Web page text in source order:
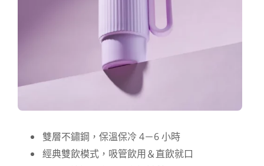
雙層不鏽鋼，保溫保冷 4－6 小時
經典雙飲模式，吸管飲用＆直飲就口